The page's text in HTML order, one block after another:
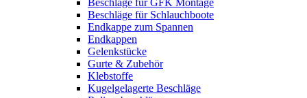
Beschläge für Schlauchboote
Endkappe zum Spannen
Endkappen
Gelenkstücke
Gurte & Zubehör
Klebstoffe
Kugelgelagerte Beschläge